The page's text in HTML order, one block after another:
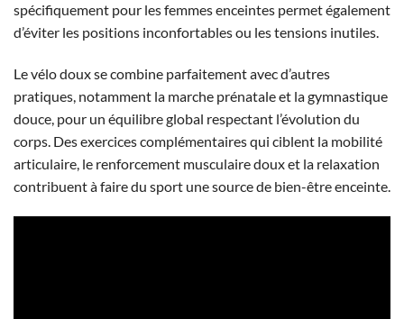
spécifiquement pour les femmes enceintes permet également
d’éviter les positions inconfortables ou les tensions inutiles.
Le vélo doux se combine parfaitement avec d’autres
pratiques, notamment la marche prénatale et la gymnastique
douce, pour un équilibre global respectant l’évolution du
corps. Des exercices complémentaires qui ciblent la mobilité
articulaire, le renforcement musculaire doux et la relaxation
contribuent à faire du sport une source de bien-être enceinte.